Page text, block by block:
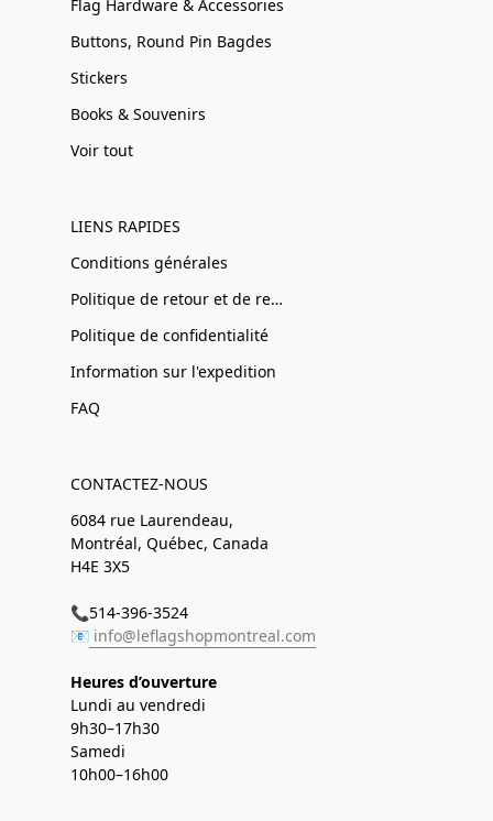
Flag Hardware & Accessories
Buttons, Round Pin Bagdes
Stickers
Books & Souvenirs
Voir tout
LIENS RAPIDES
Conditions générales
Politique de retour et de remboursement
Politique de confidentialité
Information sur l'expedition
FAQ
CONTACTEZ-NOUS
6084 rue Laurendeau,
Montréal, Québec, Canada
H4E 3X5
📞514-396-3524
📧 info@leflagshopmontreal.com
Heures d’ouverture
Lundi au vendredi
9h30–17h30
Samedi
10h00–16h00